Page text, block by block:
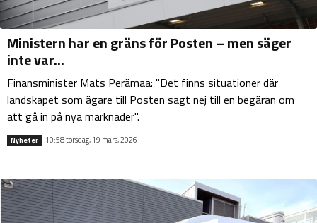
Ministern har en gräns för Posten – men säger
inte var...
Finansminister Mats Perämaa: "Det finns situationer där
landskapet som ägare till Posten sagt nej till en begäran om
att gå in på nya marknader".
Nyheter 10:58 torsdag, 19 mars, 2026